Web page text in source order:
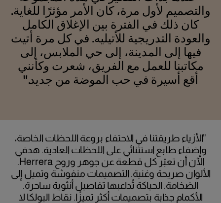
والتصميم لأول مرة، كان الأمر مؤثرًا للغاية.
كان ذلك في الفترة بين الإغلاق الكامل
والعودة التدريجية للأتيليه. في كل مرة أتيت
فيها إلى المدينة، إلى حي الملابس، إلى
مكاتبنا للعمل مع الفريق، شعرت وكأنني
أقع أسيرة في حب الموضة من جديد."
"الأزياء طريقتنا في الاحتفاء بروعة اللحظات الخاصة،
وإضفاء طابع استثنائي على اللحظات العادية. هدفي
الآن أن تعبّر كل قطعة عن جوهر وروح Herrera.
الألوان صريحة وغنية. التصميمات منفوشة وتميل إلى
الضخامة. الحياكة تُداعبها تفاصيل أنثوية ساحرة.
الأكمام جذابة بتصميمات أكثر تميزًا. نقاط البولكا لا